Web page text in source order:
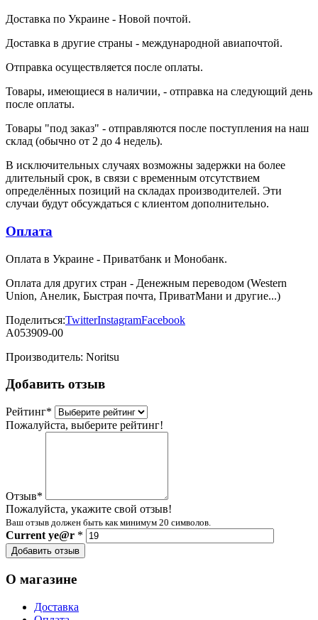
Доставка по Украине - Новой почтой.
Доставка в другие страны - международной авиапочтой.
Отправка осуществляется после оплаты.
Товары, имеющиеся в наличии, - отправка на следующий день
после оплаты.
Товары "под заказ" - отправляются после поступления на наш
склад (обычно от 2 до 4 недель).
В исключительных случаях возможны задержки на более
длительный срок, в связи с временным отсутствием
определённых позиций на складах производителей. Эти
случаи будут обсуждаться с клиентом дополнительно.
Оплата
Оплата в Украине - Приватбанк и Монобанк.
Оплата для других стран - Денежным переводом (Western
Union, Анелик, Быстрая почта, ПриватМани и другие...)
Поделиться:TwitterInstagramFacebook
A053909-00
Производитель: Noritsu
Добавить отзыв
Рейтинг*
Пожалуйста, выберите рейтинг!
Отзыв*
Пожалуйста, укажите свой отзыв!
Ваш отзыв должен быть как минимум 20 символов.
Current ye@r *
Добавить отзыв
О магазине
Доставка